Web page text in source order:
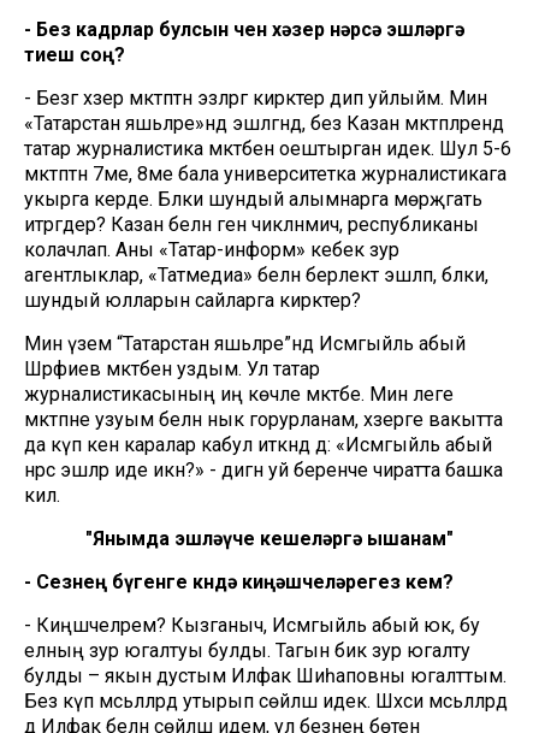
- Без кадрлар булсын өчен хәзер нәрсә эшләргә
тиеш соң?
- Безгә хәзер мәктәптән эзләргә кирәктер дип уйлыйм. Мин
«Татарстан яшьләре»ндә эшләгәндә, без Казан мәктәпләрендә
татар журналистика мәктәбен оештырган идек. Шул 5-6
мәктәптән 7ме, 8ме бала университетка журналистикага
укырга керде. Бәлки шундый алымнарга мөрәҗәгать
итәргәдер? Казан белән генә чикләнмичә, республиканы
колачлап. Аны «Татар-информ» кебек зур
агентлыклар, «Татмедиа» белән берлектә эшләп, бәлки,
шундый юлларын сайларга кирәктер?
Мин үзем “Татарстан яшьләре”ндә Исмәгыйль абый
Шәрәфиев мәктәбен уздым. Ул татар
журналистикасының иң көчле мәктәбе. Мин әлеге
мәктәпне узуым белән нык горурланам, хәзерге вакытта
да күп кенә каралар кабул иткәндә дә: «Исмәгыйль абый
нәрсә эшләр иде икән?» - дигән уй беренче чиратта башка
килә.
"Янымда эшләүче кешеләргә ышанам"
- Сезнең бүгенге көндә киңәшчеләрегез кем?
- Киңәшчеләрем? Кызганыч, Исмәгыйль абый юк, бу
елның зур югалтуы булды. Тагын бик зур югалту
булды – якын дустым Илфак Шиһаповны югалттым.
Без күп мәсьәләләрдә утырып сөйләшә идек. Шәхси мәсьәләләрдә
дә Илфак белән сөйләшә идем, ул безнең бөтен